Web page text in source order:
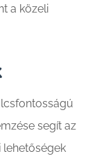
a közeli
segít az
lehetőségek